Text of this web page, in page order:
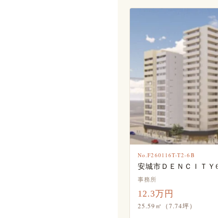
No.F260116T-T2-6B
安城市ＤＥＮＣＩＴＹ
事務所
12.3万円
25.59㎡（7.74坪）